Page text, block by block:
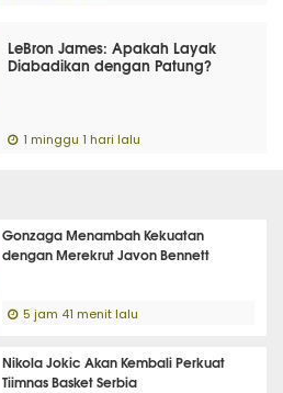
LeBron James: Apakah Layak
Diabadikan dengan Patung?
1 minggu 1 hari lalu
Gonzaga Menambah Kekuatan
dengan Merekrut Javon Bennett
5 jam 41 menit lalu
Nikola Jokic Akan Kembali Perkuat
Tiimnas Basket Serbia